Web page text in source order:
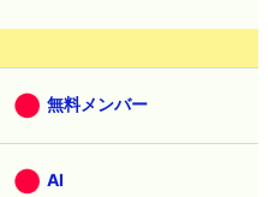
無料メンバー
AI